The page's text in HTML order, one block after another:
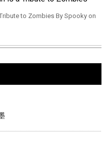
to Zombies By Spooky on